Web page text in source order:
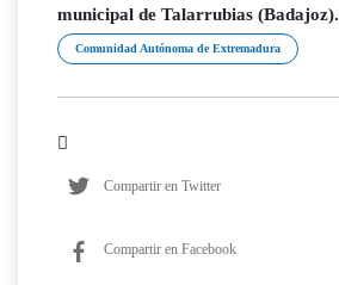
municipal de Talarrubias (Badajoz).
Comunidad Autónoma de Extremadura
Compartir en Twitter
Compartir en Facebook